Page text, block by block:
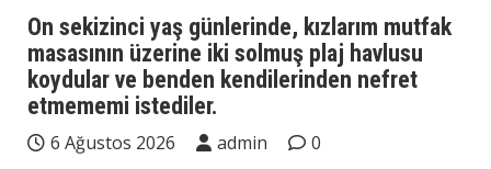
On sekizinci yaş günlerinde, kızlarım mutfak
masasının üzerine iki solmuş plaj havlusu
koydular ve benden kendilerinden nefret
etmememi istediler.
6 Ağustos 2026 admin
0